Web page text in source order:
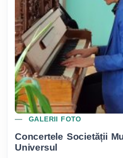
GALERII FOTO
Concertele Societății
Universul